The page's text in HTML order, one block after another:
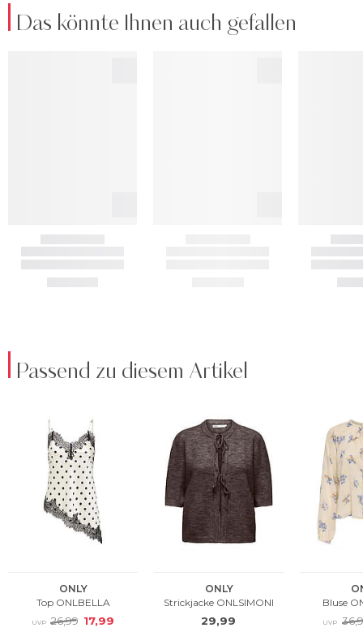
Das könnte Ihnen auch gefallen
Passend zu diesem Artikel